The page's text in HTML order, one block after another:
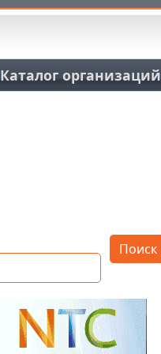
Каталог организаций